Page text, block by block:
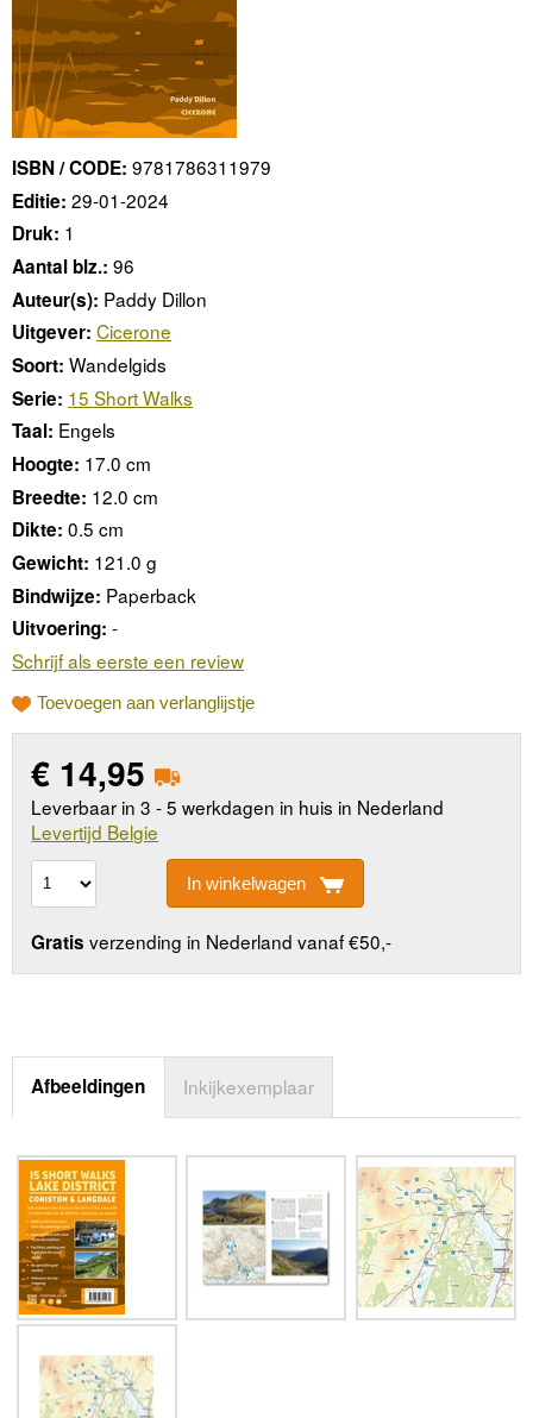
ISBN / CODE: 9781786311979
Editie: 29-01-2024
Druk: 1
Aantal blz.: 96
Auteur(s): Paddy Dillon
Uitgever: Cicerone
Soort: Wandelgids
Serie: 15 Short Walks
Taal: Engels
Hoogte: 17.0 cm
Breedte: 12.0 cm
Dikte: 0.5 cm
Gewicht: 121.0 g
Bindwijze: Paperback
Uitvoering: -
Schrijf als eerste een review
Toevoegen aan verlanglijstje
€ 14,95
Leverbaar in 3 - 5 werkdagen in huis in Nederland
Levertijd Belgie
In winkelwagen
Gratis verzending in Nederland vanaf €50,-
Afbeeldingen Inkijkexemplaar